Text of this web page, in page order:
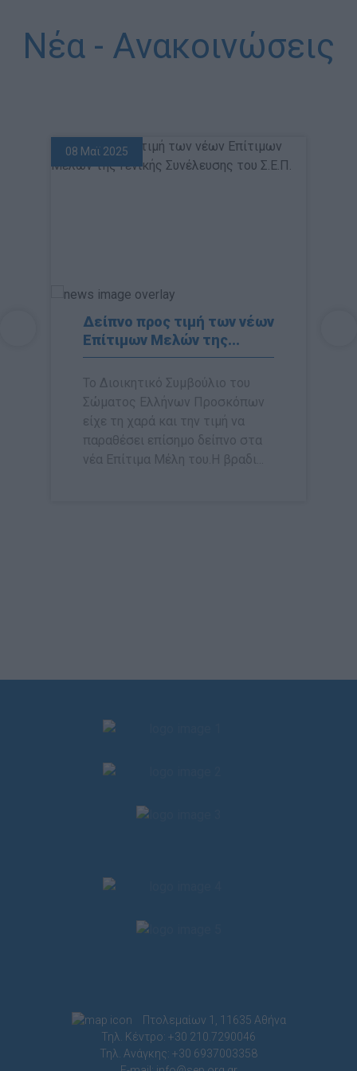
Νέα - Aνακοινώσεις
Δείπνο προς τιμή των νέων
Επίτιμων Μελών της...
Το Διοικητικό Συμβούλιο του
Σώματος Ελλήνων Προσκόπων
είχε τη χαρά και την τιμή να
παραθέσει επίσημο δείπνο στα
νέα Επίτιμα Μέλη του.Η βραδι...
08 Μαϊ 2025
Πτολεμαίων 1, 11635 Αθήνα
Τηλ. Κέντρο: +30 210.7290046
Τηλ. Ανάγκης: +30 6937003358